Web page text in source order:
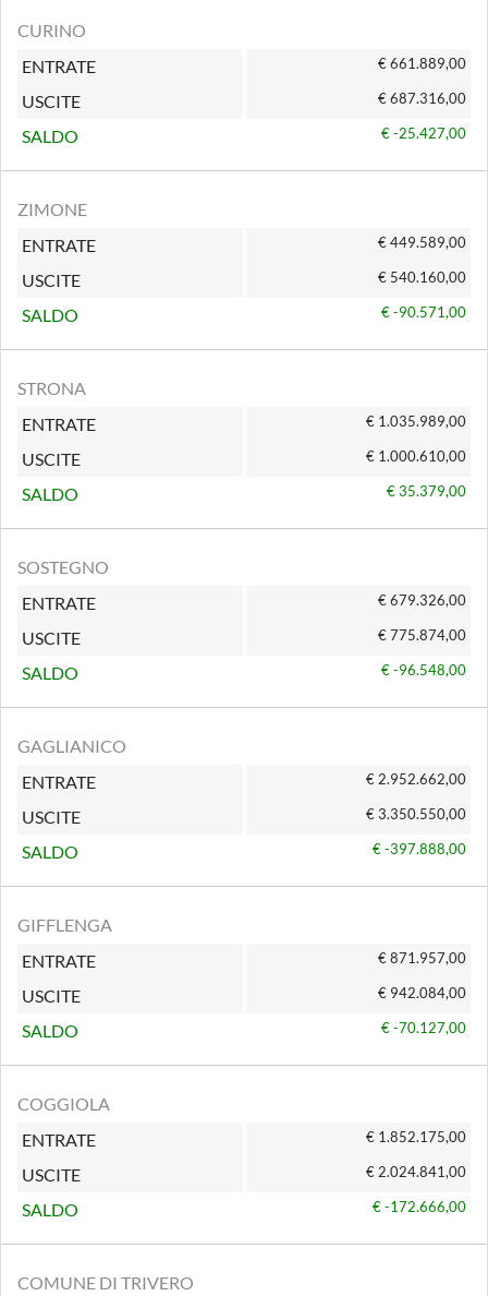
CURINO
ENTRATE
€ 661.889,00
USCITE € 687.316,00
SALDO € -25.427,00
ZIMONE
ENTRATE
€ 449.589,00
USCITE € 540.160,00
SALDO € -90.571,00
STRONA
ENTRATE
€ 1.035.989,00
USCITE € 1.000.610,00
SALDO € 35.379,00
SOSTEGNO
ENTRATE
€ 679.326,00
USCITE € 775.874,00
SALDO € -96.548,00
GAGLIANICO
ENTRATE
€ 2.952.662,00
USCITE € 3.350.550,00
SALDO € -397.888,00
GIFFLENGA
ENTRATE
€ 871.957,00
USCITE € 942.084,00
SALDO € -70.127,00
COGGIOLA
ENTRATE
€ 1.852.175,00
USCITE € 2.024.841,00
SALDO € -172.666,00
COMUNE DI TRIVERO